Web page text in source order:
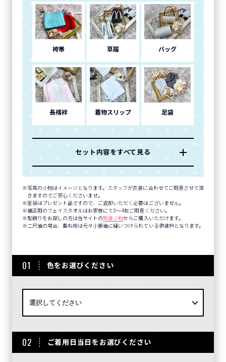
袴帯 草履 バッグ
長襦袢 着物スリップ 足袋
セット内容をすべて見る
写真の小物はイメージとなります。スタッフが衣装に合わせてご用意させて頂
きますのでご安心くださいませ。
足袋はプレゼント品ですので、ご返却いただく必要はございません。
補正用のフェイスタオルはお客様にて3～4枚ご用意ください。
髪飾りをお探しの方は当サイトの和装小物からご購入いただけます。
二尺袖の場合、重ね袴は元々小振袖に縫いつけられている伊達衿となります。
01 色をお選びください
02 ご着用日当日をお選びください